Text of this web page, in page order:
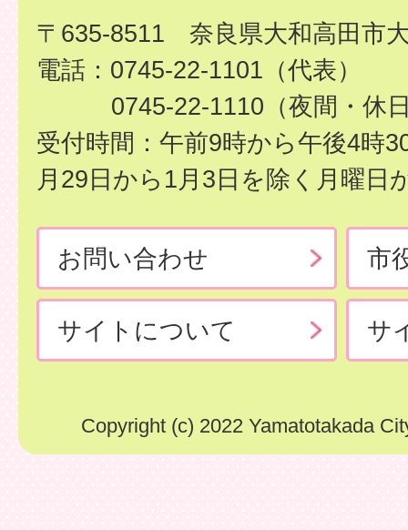
〒635-8511 奈良県大和高田市
電話：0745-22-1101（代表）
0745-22-1110（夜間・休
受付時間：午前9時から午後4時
月29日から1月3日を除く月曜日
お問い合わせ 市
サイトについて サ
Copyright (c) 2022 Yamatotakada